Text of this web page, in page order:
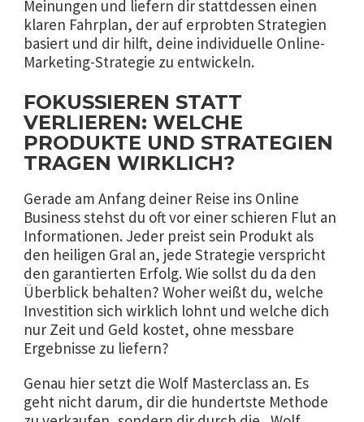
Meinungen und liefern dir stattdessen einen
klaren Fahrplan, der auf erprobten Strategien
basiert und dir hilft, deine individuelle Online-
Marketing-Strategie zu entwickeln.
FOKUSSIEREN STATT
VERLIEREN: WELCHE
PRODUKTE UND STRATEGIEN
TRAGEN WIRKLICH?
Gerade am Anfang deiner Reise ins Online
Business stehst du oft vor einer schieren Flut an
Informationen. Jeder preist sein Produkt als
den heiligen Gral an, jede Strategie verspricht
den garantierten Erfolg. Wie sollst du da den
Überblick behalten? Woher weißt du, welche
Investition sich wirklich lohnt und welche dich
nur Zeit und Geld kostet, ohne messbare
Ergebnisse zu liefern?
Genau hier setzt die Wolf Masterclass an. Es
geht nicht darum, dir die hundertste Methode